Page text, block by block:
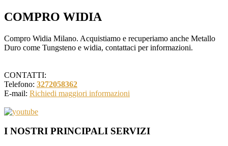
COMPRO WIDIA
Compro Widia Milano. Acquistiamo e recuperiamo anche Metallo
Duro come Tungsteno e widia, contattaci per informazioni.
CONTATTI:
Telefono: 3272058362
E-mail: Richiedi maggiori informazioni
I NOSTRI PRINCIPALI SERVIZI